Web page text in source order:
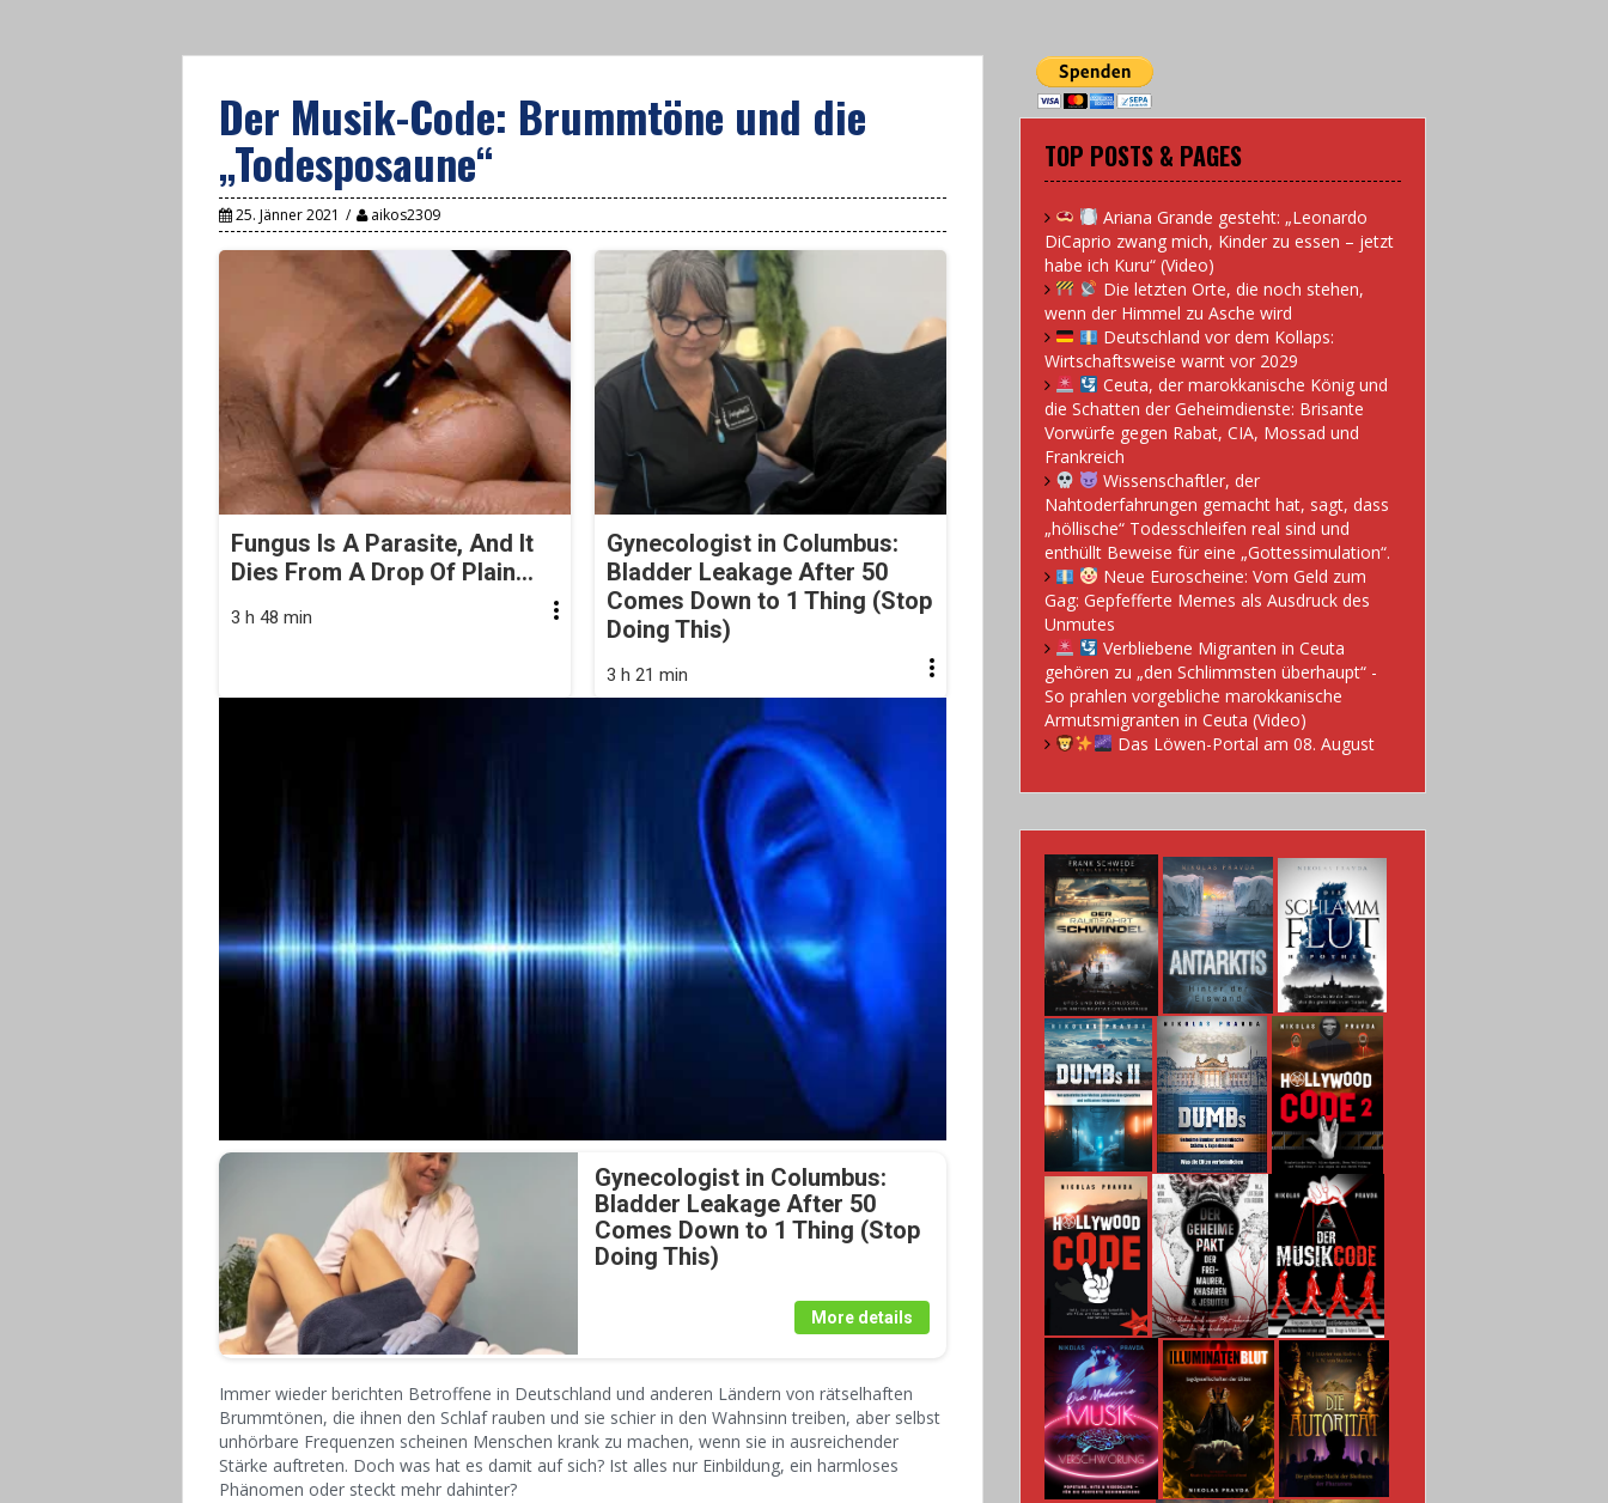
Der Musik-Code: Brummtöne und die
„Todesposaune“
25. Jänner 2021 aikos2309
Fungus Is A Parasite, And It
Dies From A Drop Of Plain...
3 h 48 min
Gynecologist in Columbus:
Bladder Leakage After 50
Comes Down to 1 Thing (Stop
Doing This)
3 h 21 min
Gynecologist in Columbus:
Bladder Leakage After 50
Comes Down to 1 Thing (Stop
Doing This)
More details
Immer wieder berichten Betroffene in Deutschland und anderen Ländern von rätselhaften
Brummtönen, die ihnen den Schlaf rauben und sie schier in den Wahnsinn treiben, aber selbst
unhörbare Frequenzen scheinen Menschen krank zu machen, wenn sie in ausreichender
Stärke auftreten. Doch was hat es damit auf sich? Ist alles nur Einbildung, ein harmloses
Phänomen oder steckt mehr dahinter?
TOP POSTS & PAGES
Ariana Grande gesteht: „Leonardo
DiCaprio zwang mich, Kinder zu essen – jetzt
habe ich Kuru“ (Video)
Die letzten Orte, die noch stehen,
wenn der Himmel zu Asche wird
Deutschland vor dem Kollaps:
Wirtschaftsweise warnt vor 2029
Ceuta, der marokkanische König und
die Schatten der Geheimdienste: Brisante
Vorwürfe gegen Rabat, CIA, Mossad und
Frankreich
Wissenschaftler, der
Nahtoderfahrungen gemacht hat, sagt, dass
„höllische“ Todesschleifen real sind und
enthüllt Beweise für eine „Gottessimulation“.
Neue Euroscheine: Vom Geld zum
Gag: Gepfefferte Memes als Ausdruck des
Unmutes
Verbliebene Migranten in Ceuta
gehören zu „den Schlimmsten überhaupt“ -
So prahlen vorgebliche marokkanische
Armutsmigranten in Ceuta (Video)
Das Löwen-Portal am 08. August